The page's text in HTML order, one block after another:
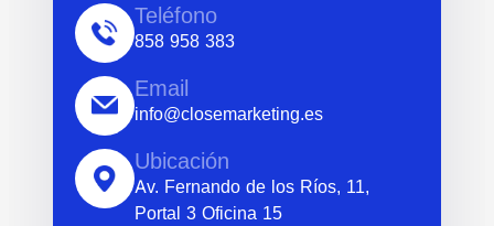
Teléfono
858 958 383
Email
info@closemarketing.es
Ubicación
Av. Fernando de los Ríos, 11,
Portal 3 Oficina 15